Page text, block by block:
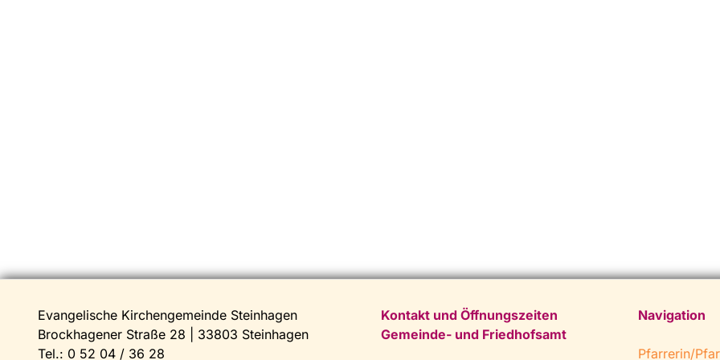
Evangelische Kirchengemeinde Steinhagen
Brockhagener Straße 28 | 33803 Steinhagen
Tel.: 0 52 04 / 36 28
Kontakt und Öffnungszeiten
Gemeinde- und Friedhofsamt
Navigation
Pfarrerin/